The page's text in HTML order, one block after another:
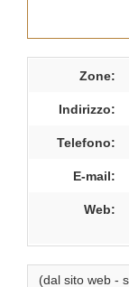
Zone:
Indirizzo:
Telefono:
E-mail:
Web:
(dal sito web -